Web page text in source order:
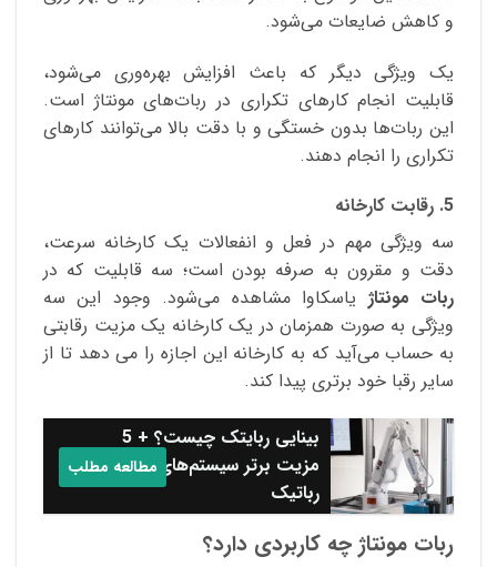
و کاهش ضایعات می‌شود.
یک ویژگی دیگر که باعث افزایش بهره‌وری می‌شود،
قابلیت انجام کارهای تکراری در ربات‌های مونتاژ است.
این ربات‌ها بدون خستگی و با دقت بالا می‌توانند کارهای
تکراری را انجام دهند.
5. رقابت کارخانه
سه ویژگی مهم در فعل و انفعالات یک کارخانه سرعت،
دقت و مقرون به صرفه بودن است؛ سه قابلیت که در
ربات مونتاژ یاسکاوا مشاهده می‌شود. وجود این سه
ویژگی به صورت همزمان در یک کارخانه یک مزیت رقابتی
به حساب می‌آید که به کارخانه این اجازه را می دهد تا از
سایر رقبا خود برتری پیدا کند.
بینایی ربایتک چیست؟ + 5
مزیت برتر سیستم‌های بینایی
رباتیک
مطالعه مطلب
ربات مونتاژ چه کاربردی دارد؟